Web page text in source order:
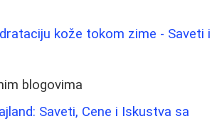
kože tokom zime - Saveti i
blogovima
Saveti, Cene i Iskustva sa